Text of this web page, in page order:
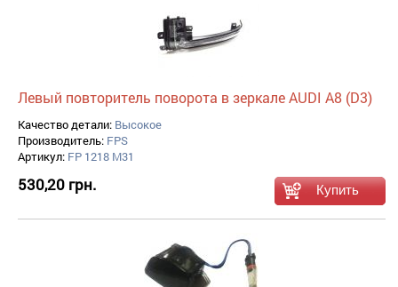
Левый повторитель поворота в зеркале AUDI A8 (D3)
Качество детали: Высокое
Производитель: FPS
Артикул: FP 1218 M31
530,20 грн.